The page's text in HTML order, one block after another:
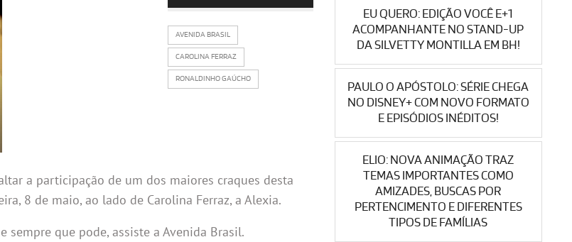
AVENIDA BRASIL
CAROLINA FERRAZ
RONALDINHO GAÚCHO
a participação de um dos maiores craques desta
8 de maio, ao lado de Carolina Ferraz, a Alexia.
que pode, assiste a Avenida Brasil.
EU QUERO: EDIÇÃO VOCÊ E+1
ACOMPANHANTE NO STAND-UP
DA SILVETTY MONTILLA EM BH!
PAULO O APÓSTOLO: SÉRIE CHEGA
NO DISNEY+ COM NOVO FORMATO
E EPISÓDIOS INÉDITOS!
ELIO: NOVA ANIMAÇÃO TRAZ
TEMAS IMPORTANTES COMO
AMIZADES, BUSCAS POR
PERTENCIMENTO E DIFERENTES
TIPOS DE FAMÍLIAS